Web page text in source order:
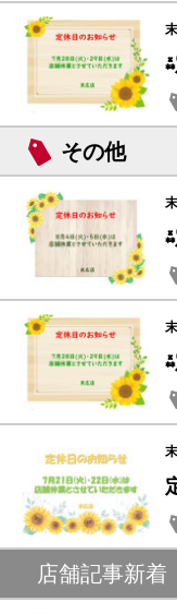
その他
店舗記事新着